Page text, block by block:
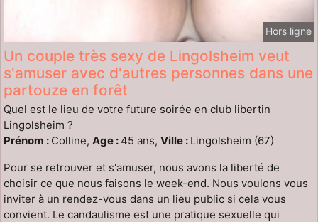
Hors ligne
Un couple très sexy de Lingolsheim veut
s'amuser avec d'autres personnes dans une
partouze en forêt
Quel est le lieu de votre future soirée en club libertin
Lingolsheim ?
Prénom : Colline, Age : 45 ans, Ville : Lingolsheim (67)
Pour se retrouver et s'amuser, nous avons la liberté de
choisir ce que nous faisons le week-end. Nous voulons vous
inviter à un rendez-vous dans un lieu public si cela vous
convient. Le candaulisme est une pratique sexuelle qui